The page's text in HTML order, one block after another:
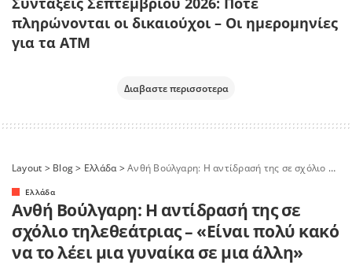
πληρώνονται οι δικαιούχοι – Οι ημερομηνίες
για τα ΑΤΜ
Διαβαστε περισσοτερα
Layout > Blog> Ελλάδα>Ανθή Βούλγαρη: Η αντίδρασή της σε σχόλιο τηλεθεάτριας – «Είναι πολύ κακό να το λέει μια γυναίκα σε μια άλλη»
Ελλάδα
Ανθή Βούλγαρη: Η αντίδρασή της σε
σχόλιο τηλεθεάτριας – «Είναι πολύ κακό
να το λέει μια γυναίκα σε μια άλλη»